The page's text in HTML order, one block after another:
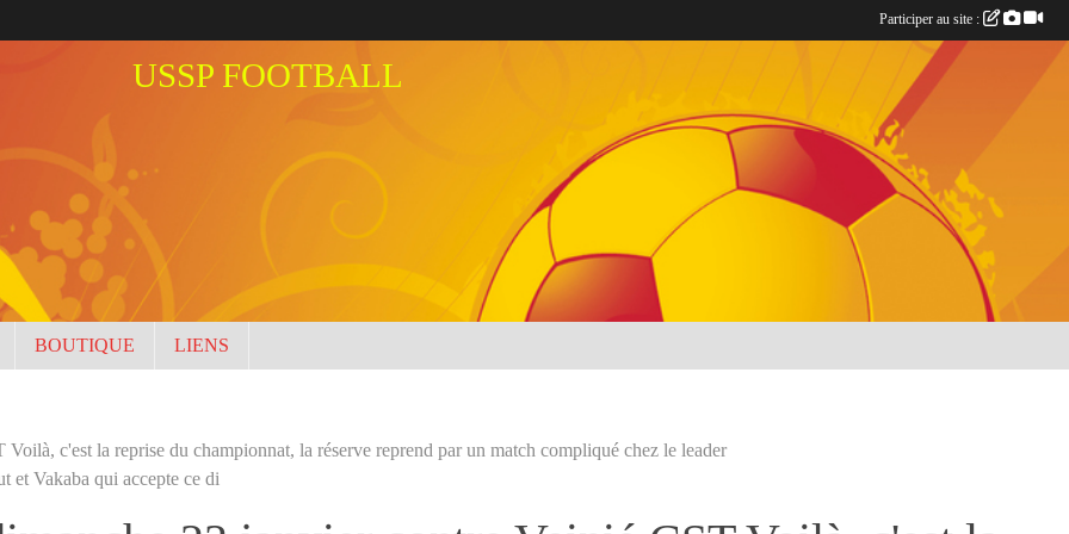
USSP FOOTBALL
BOUTIQUE LIENS
c'est la reprise du championnat, la réserve reprend par un match compliqué chez le leader
et Vakaba qui accepte ce di
Participer au site :